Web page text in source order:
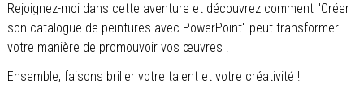
Rejoignez-moi dans cette aventure et découvrez comment "Créer
son catalogue de peintures avec PowerPoint" peut transformer
votre manière de promouvoir vos œuvres !
Ensemble, faisons briller votre talent et votre créativité !